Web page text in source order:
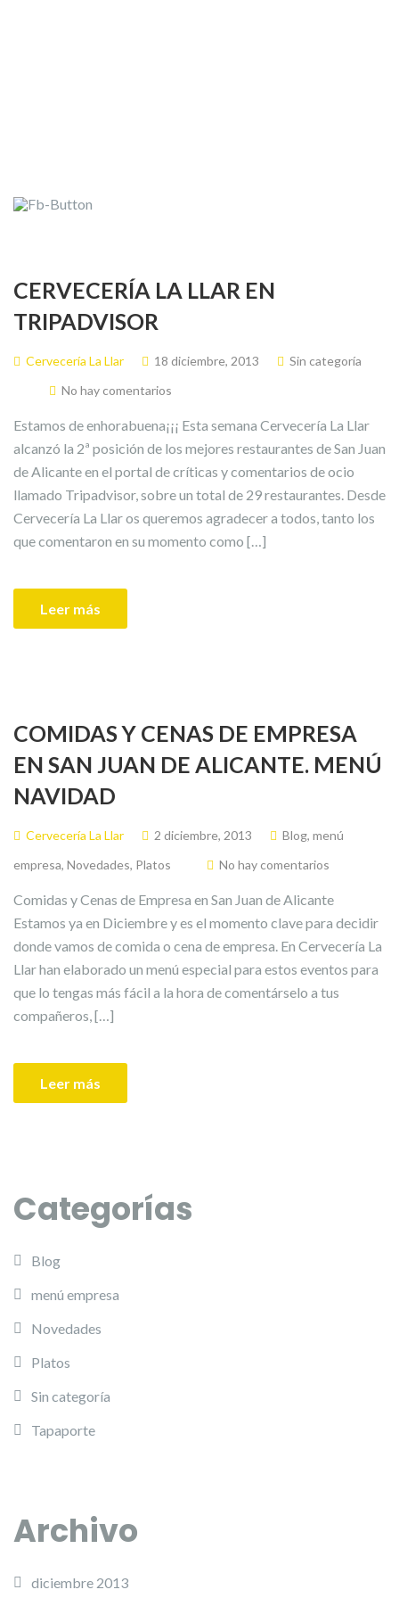
CERVECERÍA LA LLAR EN
TRIPADVISOR
Cervecería La Llar 18 diciembre, 2013
Sin categoría
No hay comentarios
Estamos de enhorabuena¡¡¡ Esta semana Cervecería La Llar
alcanzó la 2ª posición de los mejores restaurantes de San Juan
de Alicante en el portal de críticas y comentarios de ocio
llamado Tripadvisor, sobre un total de 29 restaurantes. Desde
Cervecería La Llar os queremos agradecer a todos, tanto los
que comentaron en su momento como […]
Leer más
COMIDAS Y CENAS DE EMPRESA
EN SAN JUAN DE ALICANTE. MENÚ
NAVIDAD
Cervecería La Llar 2 diciembre, 2013 Blog, menú
empresa, Novedades, Platos No hay comentarios
Comidas y Cenas de Empresa en San Juan de Alicante
Estamos ya en Diciembre y es el momento clave para decidir
donde vamos de comida o cena de empresa. En Cervecería La
Llar han elaborado un menú especial para estos eventos para
que lo tengas más fácil a la hora de comentárselo a tus
compañeros, […]
Leer más
Categorías
Blog
menú empresa
Novedades
Platos
Sin categoría
Tapaporte
Archivo
diciembre 2013